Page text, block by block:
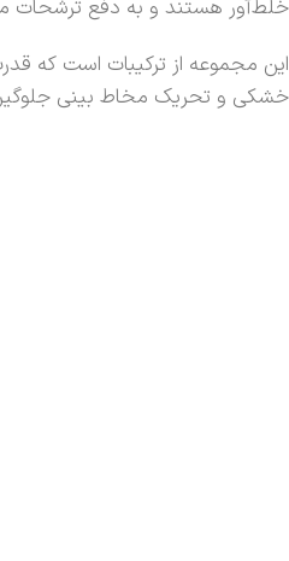
خلط‌آور هستند و به دفع ترشحات
این مجموعه از ترکیبات است که
خشکی و تحریک مخاط بینی